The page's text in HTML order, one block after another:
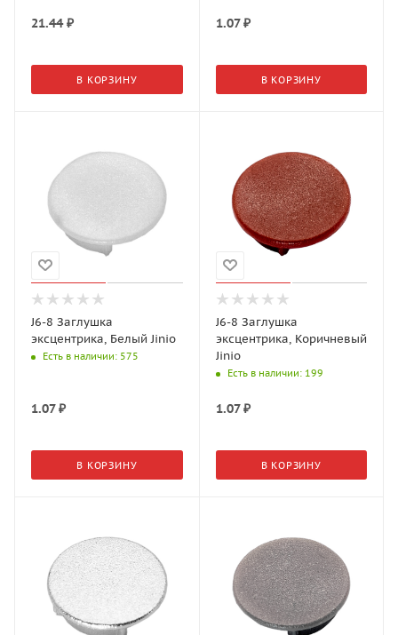
21.44₽
В КОРЗИНУ
1.07₽
В КОРЗИНУ
J6-8 Заглушка
эксцентрика, Белый Jinio
Есть в наличии: 575
1.07₽
В КОРЗИНУ
J6-8 Заглушка
эксцентрика, Коричневый
Jinio
Есть в наличии: 199
1.07₽
В КОРЗИНУ